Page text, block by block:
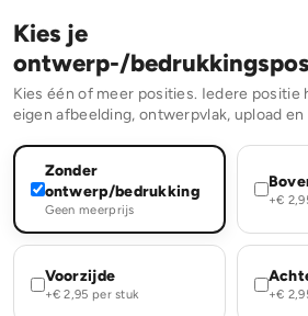
Kies je
ontwerp-/
Kies één of meer posities. Iedere positie
eigen afbeelding, ontwerpvlak, upload en
Zonder
ontwerp/bedrukking
Geen meerprijs
+€
Voorzijde
+€ 2,95 per stuk +€